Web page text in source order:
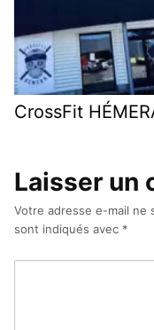
CrossFit
Laisser un
Votre adresse e-mail ne
sont indiqués avec *